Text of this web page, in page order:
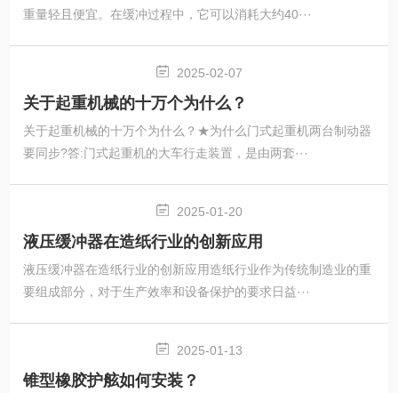
重量轻且便宜。在缓冲过程中，它可以消耗大约40···
2025-02-07
关于起重机械的十万个为什么？
关于起重机械的十万个为什么？★为什么门式起重机两台制动器
要同步?答:门式起重机的大车行走装置，是由两套···
2025-01-20
液压缓冲器在造纸行业的创新应用
液压缓冲器在造纸行业的创新应用造纸行业作为传统制造业的重
要组成部分，对于生产效率和设备保护的要求日益···
2025-01-13
锥型橡胶护舷如何安装？